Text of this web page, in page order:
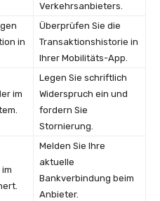
Verkehrsanbieters.
in
Überprüfen Sie die
Transaktionshistorie in
Ihrer Mobilitäts-App.
im
Legen Sie schriftlich
Widerspruch ein und
fordern Sie
Stornierung.
Melden Sie Ihre
aktuelle
Bankverbindung beim
Anbieter.